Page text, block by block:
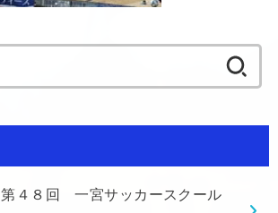
for:
第４８回 一宮サッカースクール